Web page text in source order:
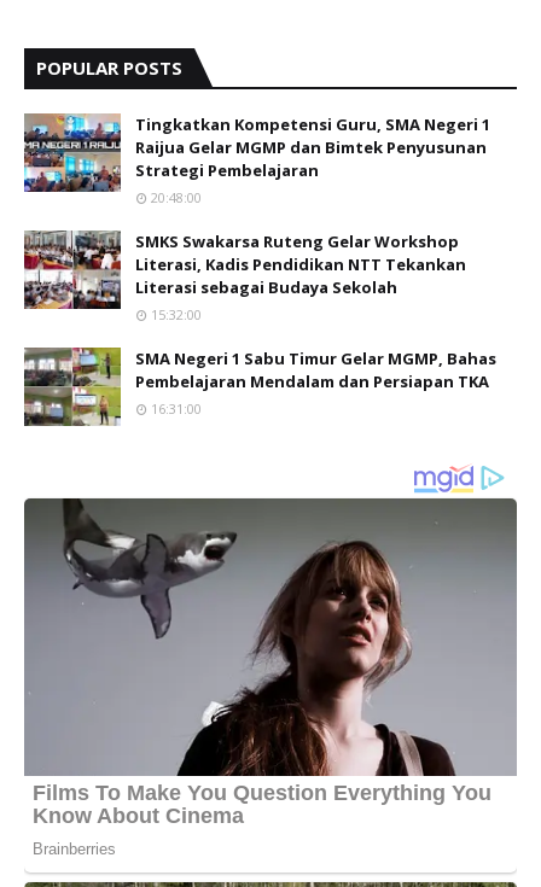
POPULAR POSTS
Tingkatkan Kompetensi Guru, SMA Negeri 1
Raijua Gelar MGMP dan Bimtek Penyusunan
Strategi Pembelajaran
20:48:00
SMKS Swakarsa Ruteng Gelar Workshop
Literasi, Kadis Pendidikan NTT Tekankan
Literasi sebagai Budaya Sekolah
15:32:00
SMA Negeri 1 Sabu Timur Gelar MGMP, Bahas
Pembelajaran Mendalam dan Persiapan TKA
16:31:00